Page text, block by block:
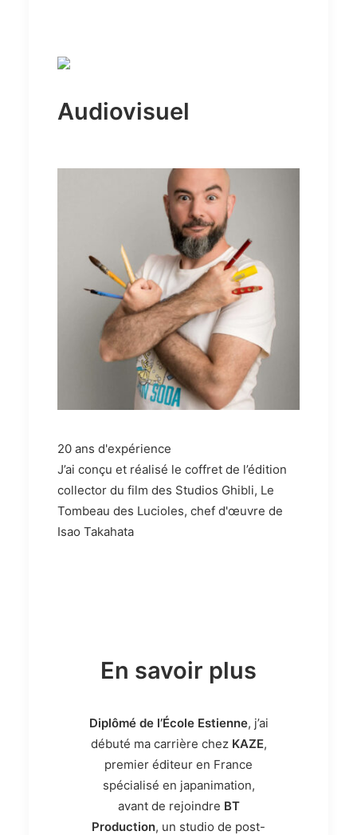
Audiovisuel
20 ans d'expérience
J’ai conçu et réalisé le coffret de l’édition
collector du film des Studios Ghibli, Le
Tombeau des Lucioles, chef d'œuvre de
Isao Takahata
En savoir plus
Diplômé de l’École Estienne, j’ai
débuté ma carrière chez KAZE,
premier éditeur en France
spécialisé en japanimation,
avant de rejoindre BT
Production, un studio de post-